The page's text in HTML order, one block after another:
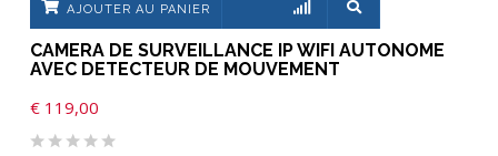
AJOUTER AU PANIER
CAMERA DE SURVEILLANCE IP WIFI AUTONOME
AVEC DETECTEUR DE MOUVEMENT
€ 119,00